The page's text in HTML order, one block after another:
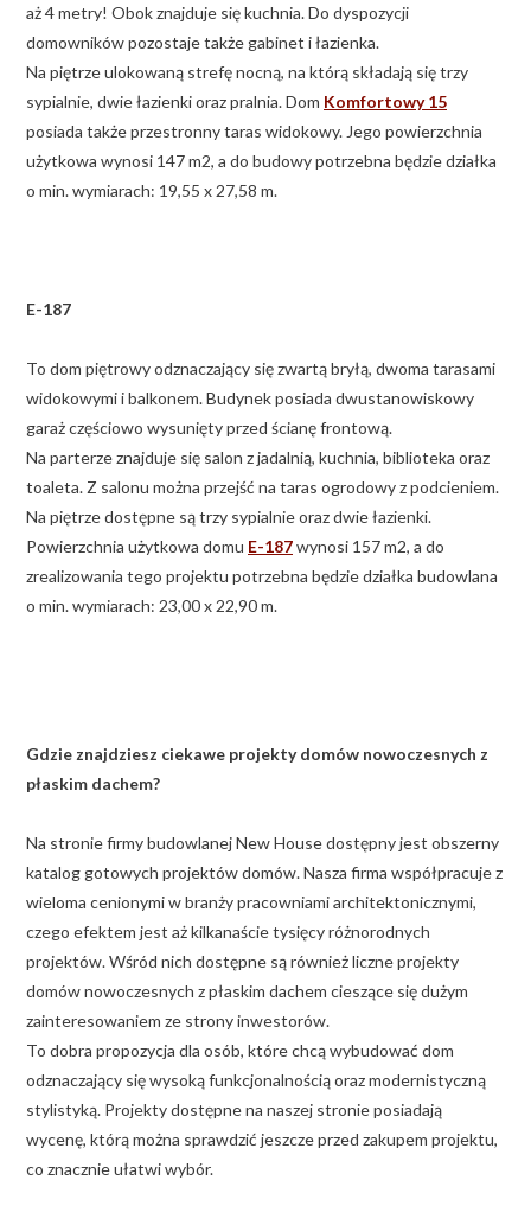
aż 4 metry! Obok znajduje się kuchnia. Do dyspozycji
domowników pozostaje także gabinet i łazienka.
Na piętrze ulokowaną strefę nocną, na którą składają się trzy
sypialnie, dwie łazienki oraz pralnia. Dom Komfortowy 15
posiada także przestronny taras widokowy. Jego powierzchnia
użytkowa wynosi 147 m2, a do budowy potrzebna będzie działka
o min. wymiarach: 19,55 x 27,58 m.
E-187
To dom piętrowy odznaczający się zwartą bryłą, dwoma tarasami
widokowymi i balkonem. Budynek posiada dwustanowiskowy
garaż częściowo wysunięty przed ścianę frontową.
Na parterze znajduje się salon z jadalnią, kuchnia, biblioteka oraz
toaleta. Z salonu można przejść na taras ogrodowy z podcieniem.
Na piętrze dostępne są trzy sypialnie oraz dwie łazienki.
Powierzchnia użytkowa domu E-187wynosi 157 m2, a do
zrealizowania tego projektu potrzebna będzie działka budowlana
o min. wymiarach: 23,00 x 22,90 m.
Gdzie znajdziesz ciekawe projekty domów nowoczesnych z
płaskim dachem?
Na stronie firmy budowlanej New House dostępny jest obszerny
katalog gotowych projektów domów. Nasza firma współpracuje z
wieloma cenionymi w branży pracowniami architektonicznymi,
czego efektem jest aż kilkanaście tysięcy różnorodnych
projektów. Wśród nich dostępne są również liczne projekty
domów nowoczesnych z płaskim dachem cieszące się dużym
zainteresowaniem ze strony inwestorów.
To dobra propozycja dla osób, które chcą wybudować dom
odznaczający się wysoką funkcjonalnością oraz modernistyczną
stylistyką. Projekty dostępne na naszej stronie posiadają
wycenę, którą można sprawdzić jeszcze przed zakupem projektu,
co znacznie ułatwi wybór.